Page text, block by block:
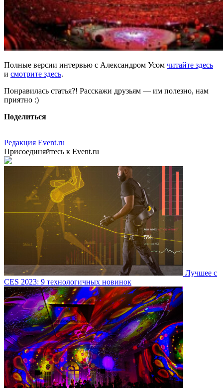
Полные версии интервью с Александром Усом читайте здесь
и смотрите здесь.
Понравилась статья?! Расскажи друзьям — им полезно, нам
приятно :)
Поделиться
Редакция Event.ru
Присоединяйтесь к Event.ru
Лучшее с
CES 2023: 9 технологичных новинок